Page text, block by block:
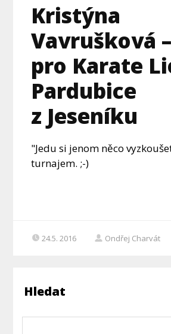
Kristýna
Vavrušková
pro Karate
Pardubice
z Jeseníku
"Jedu si jenom něco
turnajem. ;-)
24.5. 2016 Ondřej Charvát
Hledat